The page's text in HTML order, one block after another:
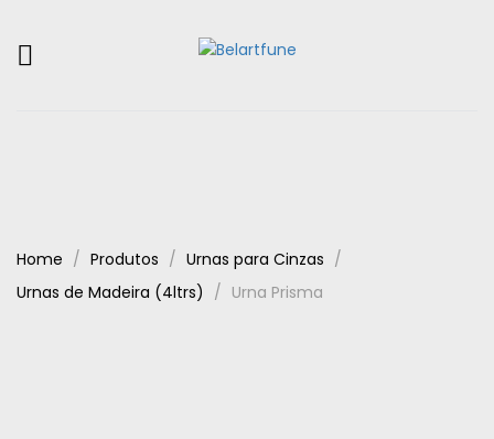
Home Produtos
Urnas para Cinzas
Urnas de Madeira (4ltrs)
Urna Prisma